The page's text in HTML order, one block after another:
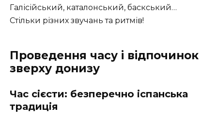
Галісійський, каталонський, баскський…
Стільки різних звучань та ритмів!
Проведення часу і відпочинок
зверху донизу
Час сієсти: безперечно іспанська
традиція